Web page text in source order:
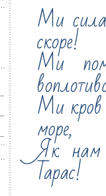
Ми
скоре!
Ми
Ми
море,
Як нам
Тарас!